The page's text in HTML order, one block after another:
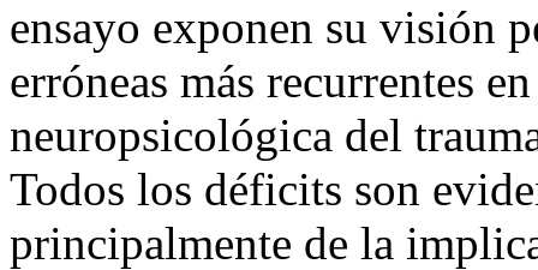
ensayo exponen su visión
erróneas más recurrentes
neuropsicológica del
Todos los déficits son
principalmente de la